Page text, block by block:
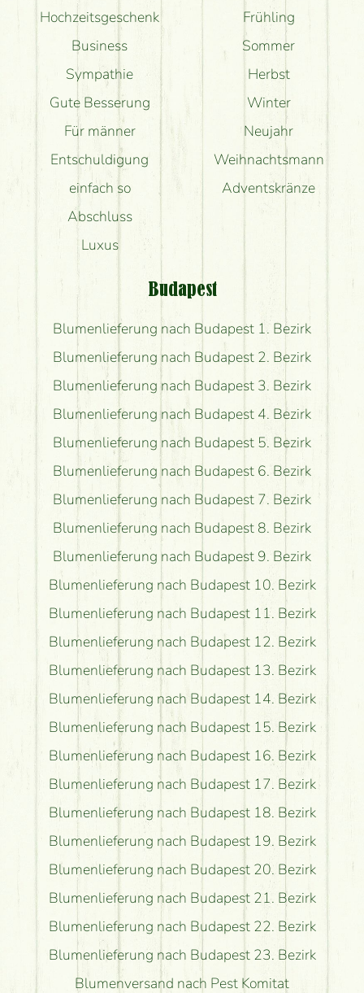
Hochzeitsgeschenk
Business
Sympathie
Gute Besserung
Für männer
Entschuldigung
einfach so
Abschluss
Luxus
Frühling
Sommer
Herbst
Winter
Neujahr
Weihnachtsmann
Adventskränze
Budapest
Blumenlieferung nach Budapest 1. Bezirk
Blumenlieferung nach Budapest 2. Bezirk
Blumenlieferung nach Budapest 3. Bezirk
Blumenlieferung nach Budapest 4. Bezirk
Blumenlieferung nach Budapest 5. Bezirk
Blumenlieferung nach Budapest 6. Bezirk
Blumenlieferung nach Budapest 7. Bezirk
Blumenlieferung nach Budapest 8. Bezirk
Blumenlieferung nach Budapest 9. Bezirk
Blumenlieferung nach Budapest 10. Bezirk
Blumenlieferung nach Budapest 11. Bezirk
Blumenlieferung nach Budapest 12. Bezirk
Blumenlieferung nach Budapest 13. Bezirk
Blumenlieferung nach Budapest 14. Bezirk
Blumenlieferung nach Budapest 15. Bezirk
Blumenlieferung nach Budapest 16. Bezirk
Blumenlieferung nach Budapest 17. Bezirk
Blumenlieferung nach Budapest 18. Bezirk
Blumenlieferung nach Budapest 19. Bezirk
Blumenlieferung nach Budapest 20. Bezirk
Blumenlieferung nach Budapest 21. Bezirk
Blumenlieferung nach Budapest 22. Bezirk
Blumenlieferung nach Budapest 23. Bezirk
Blumenversand nach Pest Komitat